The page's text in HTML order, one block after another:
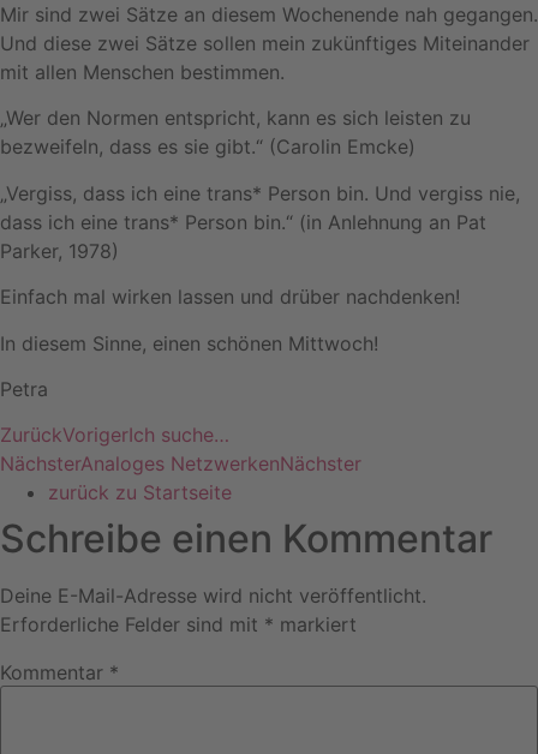
Mir sind zwei Sätze an diesem Wochenende nah gegangen.
Und diese zwei Sätze sollen mein zukünftiges Miteinander
mit allen Menschen bestimmen.
„Wer den Normen entspricht, kann es sich leisten zu
bezweifeln, dass es sie gibt.“ (Carolin Emcke)
„Vergiss, dass ich eine trans* Person bin. Und vergiss nie,
dass ich eine trans* Person bin.“ (in Anlehnung an Pat
Parker, 1978)
Einfach mal wirken lassen und drüber nachdenken!
In diesem Sinne, einen schönen Mittwoch!
Petra
ZurückVorigerIch suche…
NächsterAnaloges NetzwerkenNächster
zurück zu Startseite
Schreibe einen Kommentar
Deine E-Mail-Adresse wird nicht veröffentlicht.
Erforderliche Felder sind mit * markiert
Kommentar *